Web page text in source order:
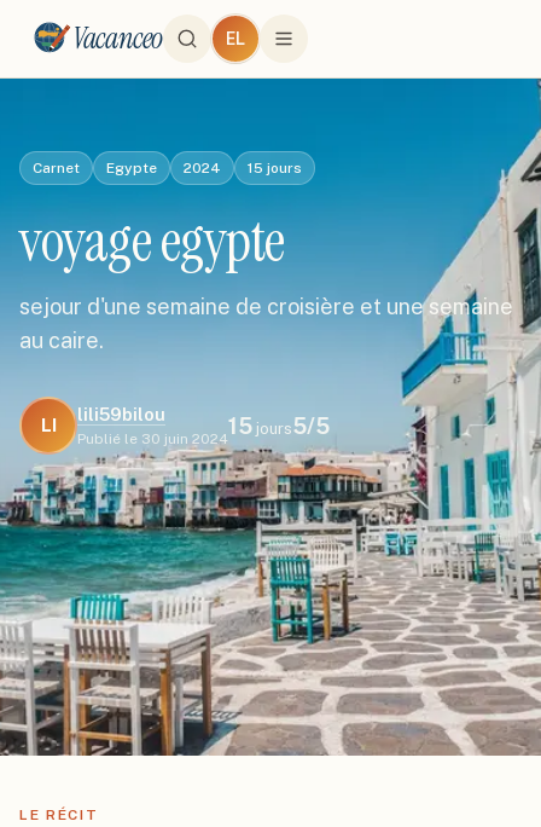
Vacanceo EL
Carnet Egypte 2024 15 jours
voyage egypte
sejour d'une semaine de croisière et une semaine
au caire.
LI
lili59bilou
Publié le 30 juin 2024
15 jours5/5
LE RÉCIT